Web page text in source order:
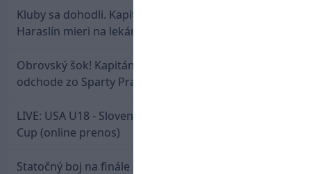
Kluby sa dohodli. Kapitán Sparty Praha Lukáš
Haraslín mieri na lekársku prehliadku
Obrovský šok! Kapitán Lukáš Haraslín je údajne na
odchode zo Sparty Praha
LIVE: USA U18 - Slovensko U18 / Hlinka-Gretzky
Cup (online prenos)
Statočný boj na finále nestačil: Slovenská